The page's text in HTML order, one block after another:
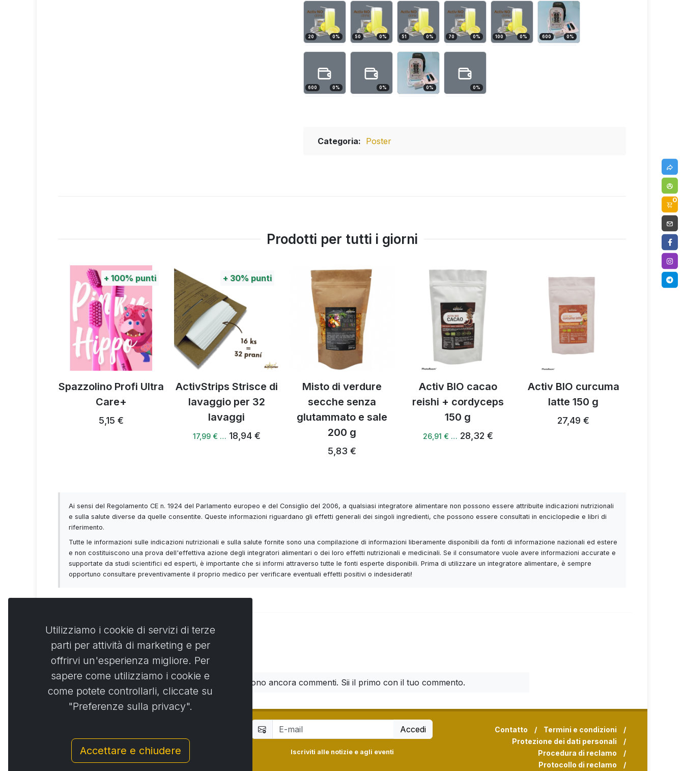
20 0% 50 0% 51 0% 70 0% 100 0% 600 0%
600 0% 0% 0% 0%
Categoria: Poster
Prodotti per tutti i giorni
+ 100%punti
Spazzolino Profi Ultra
Care+
5,15 €
+ 30%punti
ActivStrips Strisce di
lavaggio per 32
lavaggi
17,99 € … 18,94 €
Misto di verdure
secche senza
glutammato e sale
200 g
5,83 €
Activ BIO cacao
reishi + cordyceps
150 g
26,91 € … 28,32 €
Activ BIO curcuma
latte 150 g
27,49 €
Ai sensi del Regolamento CE n. 1924 del Parlamento europeo e del Consiglio del 2006, a qualsiasi integratore alimentare non possono essere attribuite indicazioni nutrizionali
e sulla salute diverse da quelle consentite. Queste informazioni riguardano gli effetti generali dei singoli ingredienti, che possono essere consultati in enciclopedie e libri di
riferimento.
Tutte le informazioni sulle indicazioni nutrizionali e sulla salute fornite sono una compilazione di informazioni liberamente disponibili da fonti di informazione nazionali ed estere
e non costituiscono una prova dell'effettiva azione degli integratori alimentari o dei loro effetti nutrizionali e medicinali. Se il consumatore vuole avere informazioni accurate e
supportate da studi scientifici ed esperti, è importante che si informi attraverso tutte le fonti esperte disponibili. Prima di utilizzare un integratore alimentare, è sempre
opportuno consultare preventivamente il proprio medico per verificare eventuali effetti positivi o indesiderati!
0 Commenti
Non ci sono ancora commenti. Sii il primo con il tuo commento.
© Copyright 2014 - 2026Activstar
Accedi
Iscriviti alle notizie e agli eventi
Contatto / Termini e condizioni
/
Protezione dei dati personali
/
Procedura di reclamo
/
Protocollo di reclamo
/
0
Utilizziamo i cookie di servizi di terze
parti per attività di marketing e per
offrirvi un'esperienza migliore. Per
sapere come utilizziamo i cookie e
come potete controllarli, cliccate su
"Preferenze sulla privacy".
Accettare e chiudere